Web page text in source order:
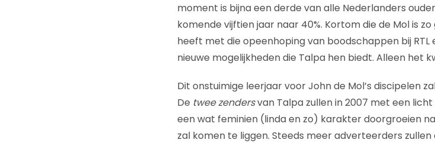
moment is bijna een derde van alle Nederlanders
komende vijftien jaar naar 40%. Kortom die de Mol is
heeft met die opeenhoping van boodschappen bij RTL
nieuwe mogelijkheden die Talpa hen biedt. Alleen het
Dit onstuimige leerjaar voor John de Mol’s discipelen
De twee zendersvan Talpa zullen in 2007 met een
een wat feminien (linda en zo) karakter doorgroeien
zal komen te liggen. Steeds meer adverteerders